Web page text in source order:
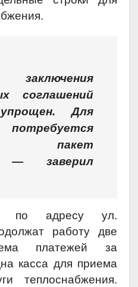
соглашений
Для
пакет
— заверил
по адресу ул.
работу две
платежей за
касса для приема
теплоснабжения.